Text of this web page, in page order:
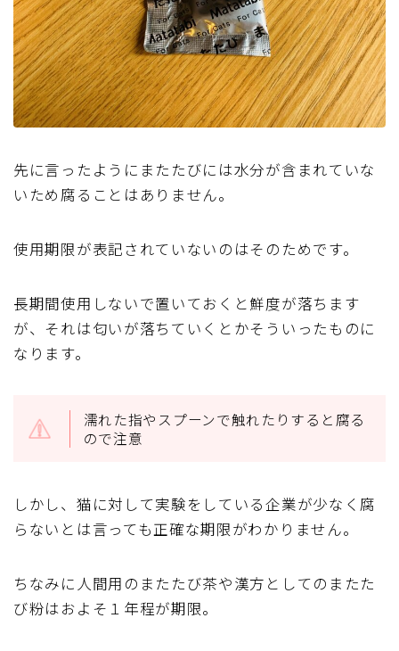
先に言ったようにまたたびには水分が含まれていな
いため腐ることはありません。
使用期限が表記されていないのはそのためです。
長期間使用しないで置いておくと鮮度が落ちます
が、それは匂いが落ちていくとかそういったものに
なります。
濡れた指やスプーンで触れたりすると腐る
ので注意
しかし、猫に対して実験をしている企業が少なく腐
らないとは言っても正確な期限がわかりません。
ちなみに人間用のまたたび茶や漢方としてのまたた
び粉はおよそ１年程が期限。